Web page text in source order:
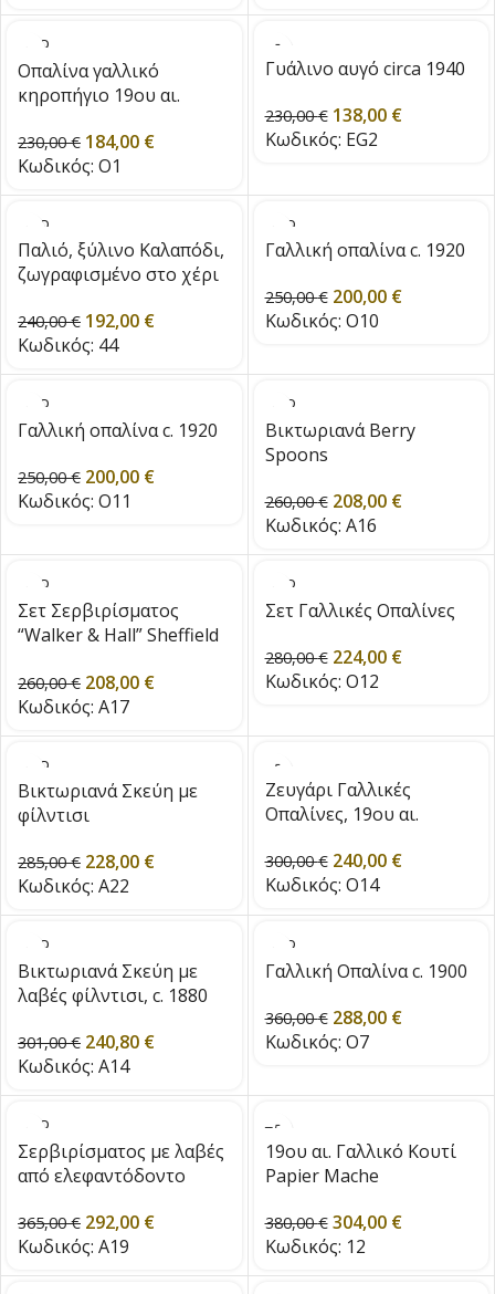
SOLD
Οπαλίνα γαλλικό
κηροπήγιο 19ου αι.
230,00€ 184,00 €
Κωδικός: O1
Γυάλινο αυγό circa 1940
230,00€ 138,00 €
Κωδικός: EG2
SOLD
Παλιό, ξύλινο Καλαπόδι,
ζωγραφισμένο στο χέρι
240,00€ 192,00 €
Κωδικός: 44
SOLD
Γαλλική οπαλίνα c. 1920
250,00€ 200,00 €
Κωδικός: O10
SOLD
Γαλλική οπαλίνα c. 1920
250,00€ 200,00 €
Κωδικός: O11
SOLD
Βικτωριανά Berry
Spoons
260,00€ 208,00 €
Κωδικός: A16
SOLD
Σετ Σερβιρίσματος
“Walker & Hall” Sheffield
260,00€ 208,00 €
Κωδικός: A17
SOLD
Σετ Γαλλικές Οπαλίνες
280,00€ 224,00 €
Κωδικός: O12
SOLD
Βικτωριανά Σκεύη με
φίλντισι
285,00€ 228,00 €
Κωδικός: A22
Ζευγάρι Γαλλικές
Οπαλίνες, 19ου αι.
300,00€ 240,00 €
Κωδικός: O14
SOLD
Βικτωριανά Σκεύη με
λαβές φίλντισι, c. 1880
301,00€ 240,80 €
Κωδικός: A14
SOLD
Γαλλική Οπαλίνα c. 1900
360,00€ 288,00 €
Κωδικός: O7
SOLD
Σερβιρίσματος με λαβές
από ελεφαντόδοντο
365,00€ 292,00 €
Κωδικός: A19
19ου αι. Γαλλικό Κουτί
Papier Mache
380,00€ 304,00 €
Κωδικός: 12